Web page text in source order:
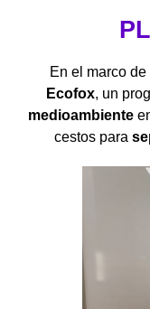
En el marco
Ecofox, un
medioambiente
cestos para